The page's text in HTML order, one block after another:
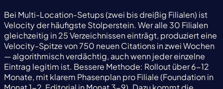
Bei Multi-Location-Setups (zwei bis dreißig Filialen) ist
Velocity der häufigste Stolperstein. Wer alle 30 Filialen
gleichzeitig in 25 Verzeichnissen einträgt, produziert eine
Velocity-Spitze von 750 neuen Citations in zwei Wochen
— algorithmisch verdächtig, auch wenn jeder einzelne
Eintrag legitim ist. Bessere Methode: Rollout über 6-12
Monate, mit klarem Phasenplan pro Filiale (Foundation in